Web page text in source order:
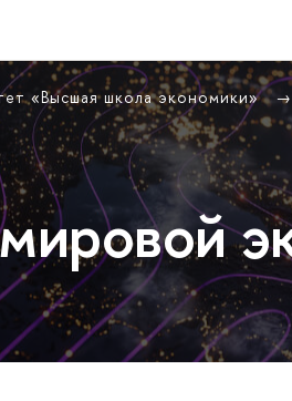
«Высшая школа экономики»